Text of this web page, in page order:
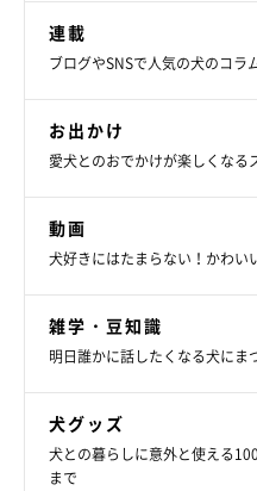
連載
ブログやSNSで人気の犬のコ
お出かけ
愛犬とのおでかけが楽しくなる
動画
犬好きにはたまらない！かわい
雑学・豆知識
明日誰かに話したくなる犬にま
犬グッズ
犬との暮らしに意外と使える
まで